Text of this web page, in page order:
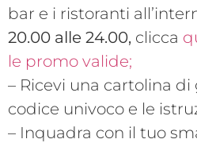
bar e i ristoranti
20.00 alle 24.00, clicca
le promo valide;
– Ricevi una cartolina di
codice univoco e le
– Inquadra con il tuo